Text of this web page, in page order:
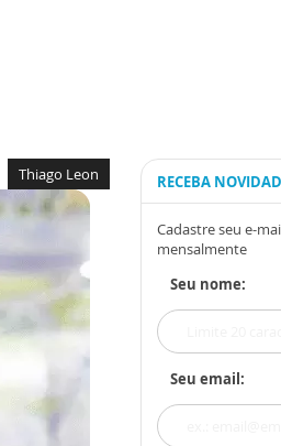
Thiago Leon RECEBA
Cadastre seu e-
mensalmente
Seu nome:
Seu email: